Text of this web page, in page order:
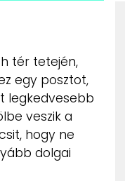
tér tetején,
egy posztot,
legkedvesebb
veszik a
hogy ne
dolgai